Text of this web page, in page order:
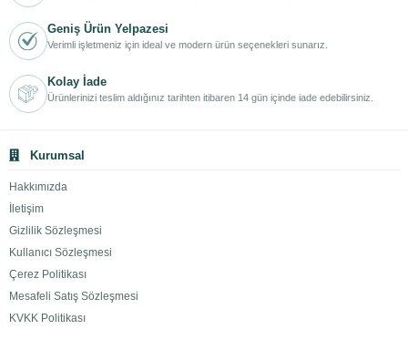
Geniş Ürün Yelpazesi
Verimli işletmeniz için ideal ve modern ürün seçenekleri sunarız.
Kolay İade
Ürünlerinizi teslim aldığınız tarihten itibaren 14 gün içinde iade edebilirsiniz.
Kurumsal
Hakkımızda
İletişim
Gizlilik Sözleşmesi
Kullanıcı Sözleşmesi
Çerez Politikası
Mesafeli Satış Sözleşmesi
KVKK Politikası